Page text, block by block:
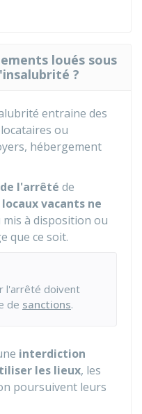
loués sous
?
entraine des
ou
hébergement
de l'arrêté de
locaux vacants ne
mis à disposition ou
que ce soit.
l'arrêté doivent
de sanctions.
interdiction
les lieux, les
poursuivent leurs